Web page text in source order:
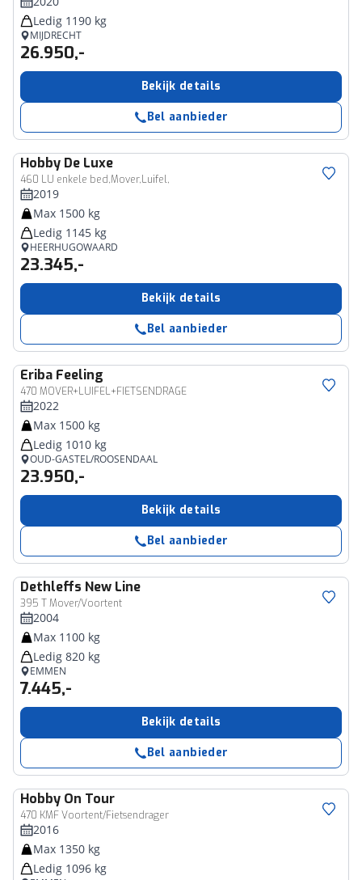
Ledig 1190 kg
MIJDRECHT
26.950,-
Bekijk details
Bel aanbieder
Hobby De Luxe
460 LU enkele bed,Mover,Luifel,
2019
Max 1500 kg
Ledig 1145 kg
HEERHUGOWAARD
23.345,-
Bekijk details
Bel aanbieder
Eriba Feeling
470 MOVER+LUIFEL+FIETSENDRAGE
2022
Max 1500 kg
Ledig 1010 kg
OUD-GASTEL/ROOSENDAAL
23.950,-
Bekijk details
Bel aanbieder
Dethleffs New Line
395 T Mover/Voortent
2004
Max 1100 kg
Ledig 820 kg
EMMEN
7.445,-
Bekijk details
Bel aanbieder
Hobby On Tour
470 KMF Voortent/Fietsendrager
2016
Max 1350 kg
Ledig 1096 kg